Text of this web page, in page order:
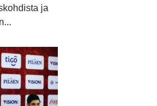
ja